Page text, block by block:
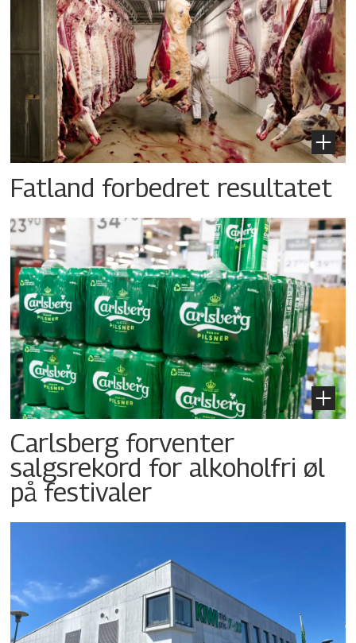
Fatland forbedret resultatet
Carlsberg forventer
salgsrekord for alkoholfri øl
på festivaler